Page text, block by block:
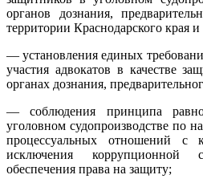
органов дознания,
территории Краснодарского края
— установления единых
участия адвокатов в качестве
органах дознания,
— соблюдения принципа
уголовном судопроизводстве по
процессуальных отношений с
исключения коррупционной
обеспечения права на защиту;